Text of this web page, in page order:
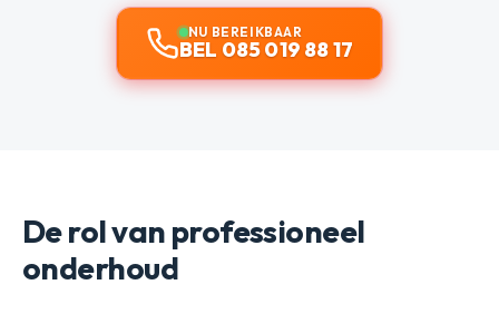
NU BEREIKBAAR
BEL 085 019 88 17
De rol van professioneel
onderhoud